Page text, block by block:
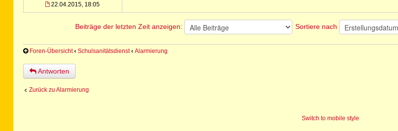
22.04.2015, 18:05
Beiträge der letzten Zeit anzeigen: Sortiere nach
Foren-Übersicht ‹ Schulsanitätsdienst ‹ Alarmierung
Antworten
Zurück zu Alarmierung
Switch to mobile style